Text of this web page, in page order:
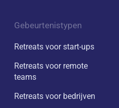
Gebeurtenistypen
Retreats voor start-ups
Retreats voor remote
teams
Retreats voor bedrijven